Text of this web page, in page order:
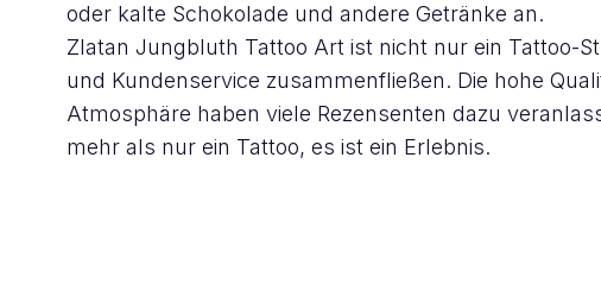
oder kalte Schokolade und andere Getränke an.
Zlatan Jungbluth Tattoo Art ist nicht nur ein Tattoo-
und Kundenservice zusammenfließen. Die hohe
Atmosphäre haben viele Rezensenten dazu
mehr als nur ein Tattoo, es ist ein Erlebnis.